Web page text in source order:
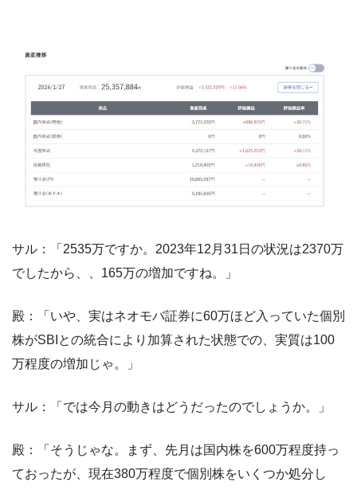
サル：「2535万ですか。2023年12月31日の状況は2370万
でしたから、、165万の増加ですね。」
殿：「いや、実はネオモバ証券に60万ほど入っていた個別
株がSBIとの統合により加算された状態での、実質は100
万程度の増加じゃ。」
サル：「では今月の動きはどうだったのでしょうか。」
殿：「そうじゃな。まず、先月は国内株を600万程度持っ
ておったが、現在380万程度で個別株をいくつか処分し